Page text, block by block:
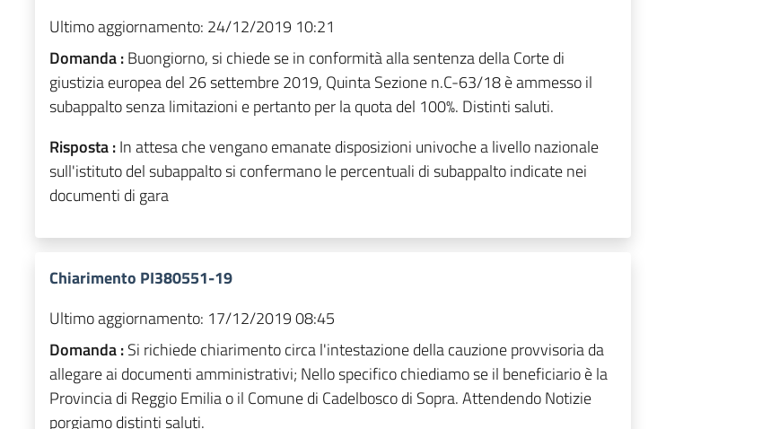
Ultimo aggiornamento: 24/12/2019 10:21
Domanda :Buongiorno, si chiede se in conformità alla sentenza della Corte di
giustizia europea del 26 settembre 2019, Quinta Sezione n.C-63/18 è ammesso il
subappalto senza limitazioni e pertanto per la quota del 100%. Distinti saluti.
Risposta :In attesa che vengano emanate disposizioni univoche a livello nazionale
sull'istituto del subappalto si confermano le percentuali di subappalto indicate nei
documenti di gara
Chiarimento PI380551-19
Ultimo aggiornamento: 17/12/2019 08:45
Domanda :Si richiede chiarimento circa l'intestazione della cauzione provvisoria da
allegare ai documenti amministrativi; Nello specifico chiediamo se il beneficiario è la
Provincia di Reggio Emilia o il Comune di Cadelbosco di Sopra. Attendendo Notizie
porgiamo distinti saluti.